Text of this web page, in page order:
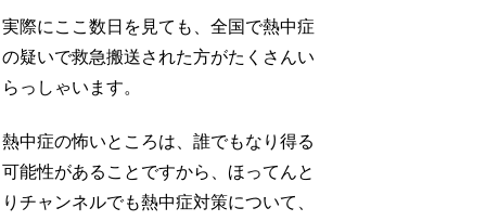
実際にここ数日を見ても、全国で熱中症
の疑いで救急搬送された方がたくさんい
らっしゃいます。
熱中症の怖いところは、誰でもなり得る
可能性があることですから、ほってんと
りチャンネルでも熱中症対策について、